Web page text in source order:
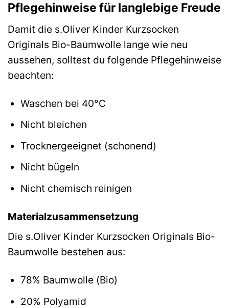
Pflegehinweise für langlebige Freude
Damit die s.Oliver Kinder Kurzsocken
Originals Bio-Baumwolle lange wie neu
aussehen, solltest du folgende Pflegehinweise
beachten:
Waschen bei 40°C
Nicht bleichen
Trocknergeeignet (schonend)
Nicht bügeln
Nicht chemisch reinigen
Materialzusammensetzung
Die s.Oliver Kinder Kurzsocken Originals Bio-
Baumwolle bestehen aus:
78% Baumwolle (Bio)
20% Polyamid